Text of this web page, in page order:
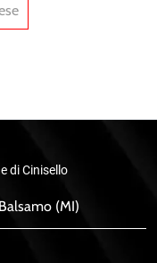
di Cinisello
(MI)